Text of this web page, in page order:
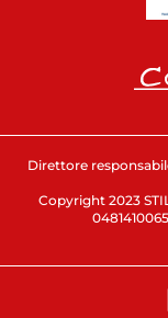
Direttore
Copyright 2023